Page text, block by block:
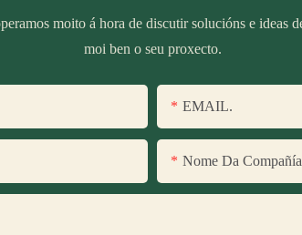
moito á hora de discutir solucións e ideas
moi ben o seu proxecto.
EMAIL.
Nome Da Compañía